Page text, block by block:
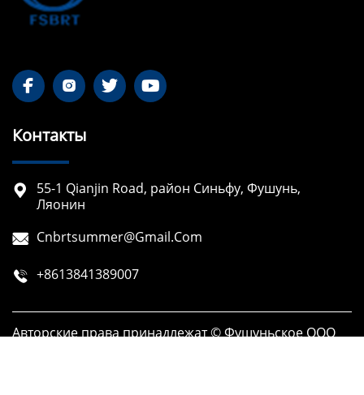
   
Контакты

55-1 Qianjin Road, район Синьфу, Фушунь,
Ляонин
 Cnbrtsummer@gmail.com
 +8613841389007
Авторские права принадлежат © Фушуньское ООО